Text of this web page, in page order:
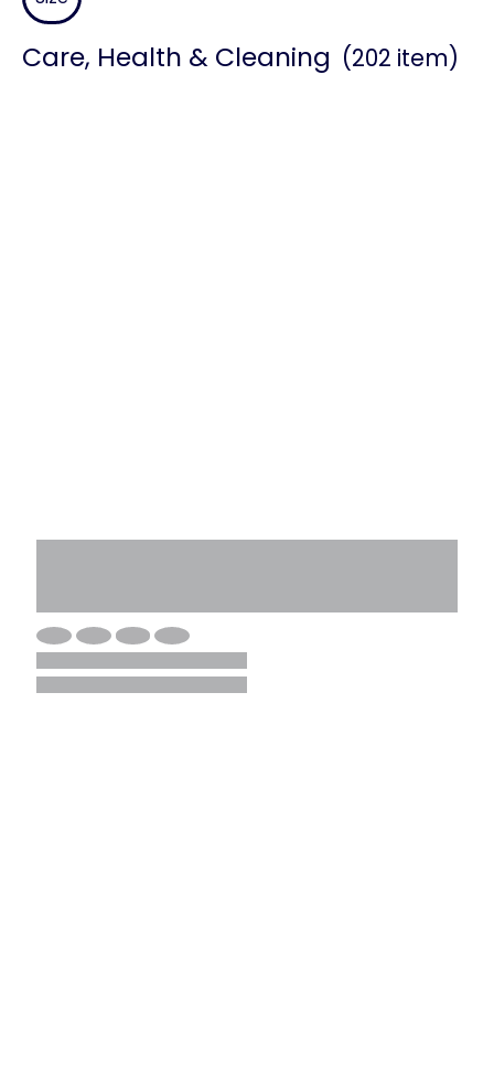
Care, Health & Cleaning (202 item)